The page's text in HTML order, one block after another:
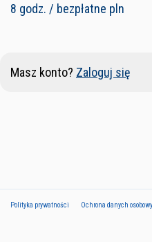
8 godz. / bezpłatne pln
Masz konto? Zaloguj się
Polityka prywatności Ochrona danych